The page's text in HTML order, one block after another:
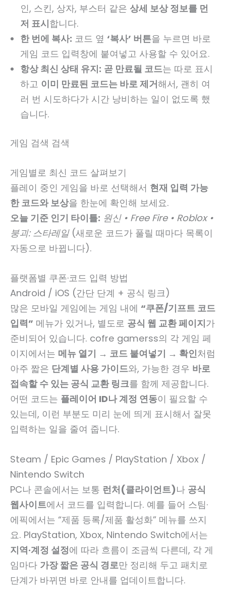
인, 스킨, 상자, 부스터 같은 상세 보상 정보를 먼
저 표시합니다.
한 번에 복사: 코드 옆 ‘복사’ 버튼을 누르면 바로
게임 코드 입력창에 붙여넣고 사용할 수 있어요.
항상 최신 상태 유지: 곧 만료될 코드는 따로 표시
하고 이미 만료된 코드는 바로 제거해서, 괜히 여
러 번 시도하다가 시간 낭비하는 일이 없도록 했
습니다.
게임 검색 검색
게임별로 최신 코드 살펴보기
플레이 중인 게임을 바로 선택해서 현재 입력 가능
한 코드와 보상을 한눈에 확인해 보세요.
오늘 기준 인기 타이틀: 원신 • Free Fire • Roblox •
붕괴: 스타레일(새로운 코드가 풀릴 때마다 목록이
자동으로 바뀝니다).
플랫폼별 쿠폰·코드 입력 방법
Android / iOS (간단 단계 + 공식 링크)
많은 모바일 게임에는 게임 내에 “쿠폰/기프트 코드
입력” 메뉴가 있거나, 별도로 공식 웹 교환 페이지가
준비되어 있습니다. cofre gamerss의 각 게임 페
이지에서는 메뉴 열기 → 코드 붙여넣기 → 확인처럼
아주 짧은 단계별 사용 가이드와, 가능한 경우 바로
접속할 수 있는 공식 교환 링크를 함께 제공합니다.
어떤 코드는 플레이어 ID나 계정 연동이 필요할 수
있는데, 이런 부분도 미리 눈에 띄게 표시해서 잘못
입력하는 일을 줄여 줍니다.
Steam / Epic Games / PlayStation / Xbox /
Nintendo Switch
PC나 콘솔에서는 보통 런처(클라이언트)나 공식
웹사이트에서 코드를 입력합니다. 예를 들어 스팀·
에픽에서는 “제품 등록/제품 활성화” 메뉴를 쓰지
요. PlayStation, Xbox, Nintendo Switch에서는
지역·계정 설정에 따라 흐름이 조금씩 다른데, 각 게
임마다 가장 짧은 공식 경로만 정리해 두고 패치로
단계가 바뀌면 바로 안내를 업데이트합니다.